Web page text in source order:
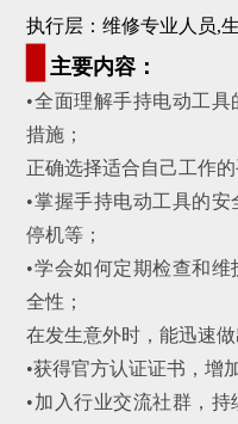
执行层：维修专业人员,
▊主要内容：
•全面理解手持电动工
措施；
正确选择适合自己工作的
•掌握手持电动工具的安
停机等；
•学会如何定期检查和
全性；
在发生意外时，能迅速
•获得官方认证证书，增
•加入行业交流社群，